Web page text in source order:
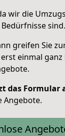
wir die
sind.
greifen Sie
einmal
das Formular
Angebote.